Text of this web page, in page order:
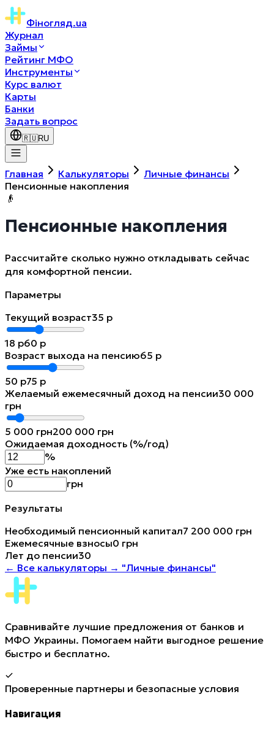
Фіногляд.ua
Журнал
Займы
Рейтинг МФО
Инструменты
Курс валют
Карты
Банки
Задать вопрос
🇷🇺RU
Главная Калькуляторы
Личные финансы
Пенсионные накопления
👴
Пенсионные накопления
Рассчитайте сколько нужно откладывать сейчас
для комфортной пенсии.
Параметры
Текущий возраст35 р
18 р60 р
Возраст выхода на пенсию65 р
50 р75 р
Желаемый ежемесячный доход на пенсии30 000
грн
5 000 грн200 000 грн
Ожидаемая доходность (%/год)
%
Уже есть накоплений
грн
Результаты
Необходимый пенсионный капитал7 200 000 грн
Ежемесячные взносы0 грн
Лет до пенсии30
← Все калькуляторы → "Личные финансы"
Сравнивайте лучшие предложения от банков и
МФО Украины. Помогаем найти выгодное решение
быстро и бесплатно.
Проверенные партнеры и безопасные условия
Навигация